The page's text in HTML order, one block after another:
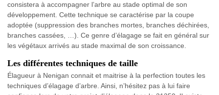
consistera à accompagner l’arbre au stade optimal de son
développement. Cette technique se caractérise par la coupe
adoptée (suppression des branches mortes, branches déchirées,
branches cassées, …). Ce genre d’élagage se fait en général sur
les végétaux arrivés au stade maximal de son croissance.
Les différentes techniques de taille
Élagueur à Nenigan connait et maitrise à la perfection toutes les
techniques d’élagage d’arbre. Ainsi, n’hésitez pas à lui faire